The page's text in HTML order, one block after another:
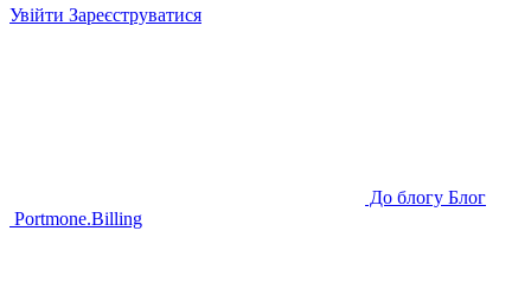
Увійти Зареєструватися
До блогу Блог
Portmone.Billing